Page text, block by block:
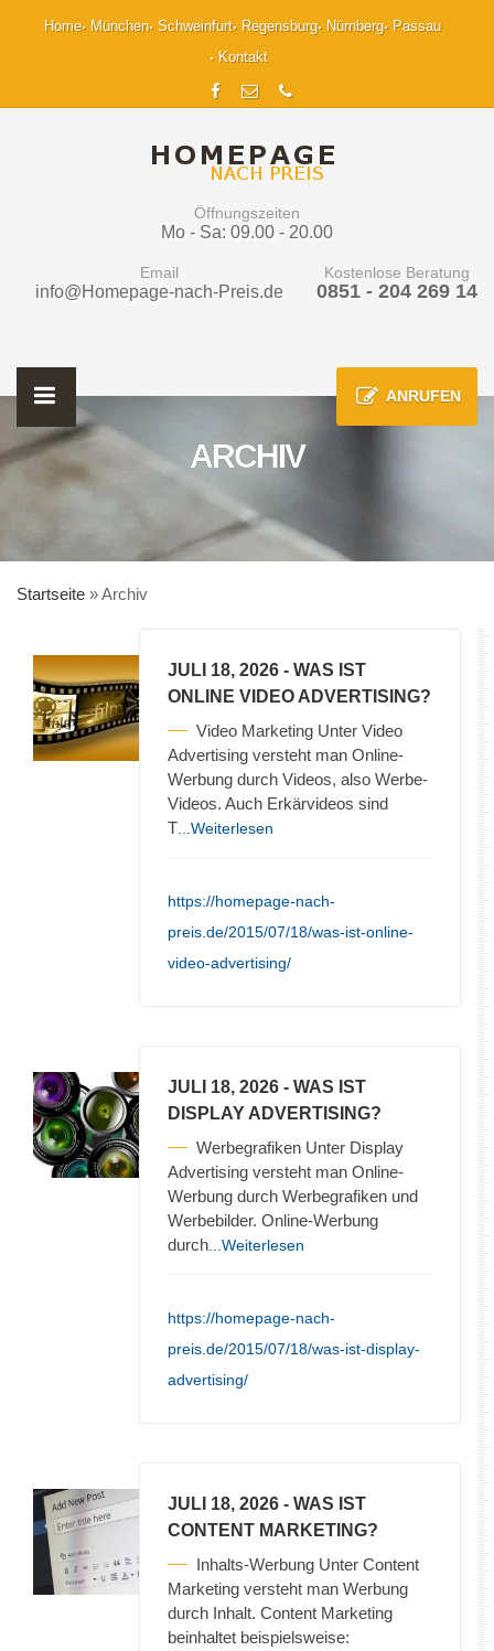
Home München Schweinfurt Regensburg Nürnberg
Passau
Kontakt
Öffnungszeiten
Mo - Sa: 09.00 - 20.00
Email
info@Homepage-nach-Preis.de
Kostenlose Beratung
0851 - 204 269 14
ANRUFEN
ARCHIV
Startseite »Archiv
JULI 18, 2026 - WAS IST
ONLINE VIDEO ADVERTISING?
Video Marketing Unter Video
Advertising versteht man Online-
Werbung durch Videos, also Werbe-
Videos. Auch Erkärvideos sind
T ...Weiterlesen
https://homepage-nach-
preis.de/2015/07/18/was-ist-online-
video-advertising/
JULI 18, 2026 - WAS IST
DISPLAY ADVERTISING?
Werbegrafiken Unter Display
Advertising versteht man Online-
Werbung durch Werbegrafiken und
Werbebilder. Online-Werbung
durch ...Weiterlesen
https://homepage-nach-
preis.de/2015/07/18/was-ist-display-
advertising/
JULI 18, 2026 - WAS IST
CONTENT MARKETING?
Inhalts-Werbung Unter Content
Marketing versteht man Werbung
durch Inhalt. Content Marketing
beinhaltet beispielsweise: